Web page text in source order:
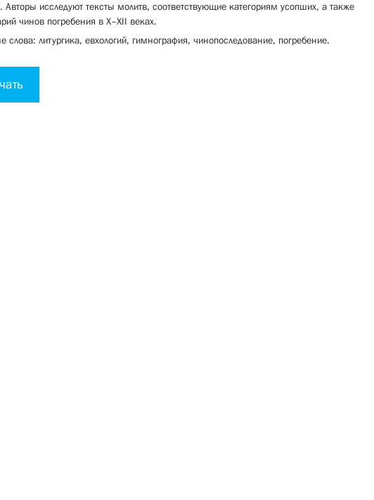
Авторы исследуют тексты молитв, соответствующие категориям усопших, а также
чинов погребения в X–XII веках.
слова: литургика, евхологий, гимнография, чинопоследование, погребение.